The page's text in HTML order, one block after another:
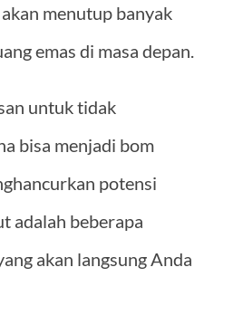
menutup banyak
emas di masa depan.
untuk tidak
bisa menjadi bom
potensi
adalah beberapa
akan langsung Anda